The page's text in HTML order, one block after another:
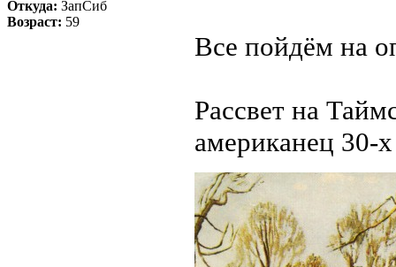
Откуда: ЗапСиб
Возраст: 59
Все пойдём на
Рассвет на
американец 30-